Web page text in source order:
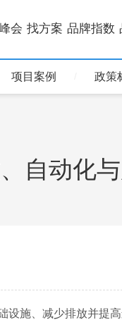
会 找方案 品牌指数
项目案例 政策
自动化
设施、减少排放并提